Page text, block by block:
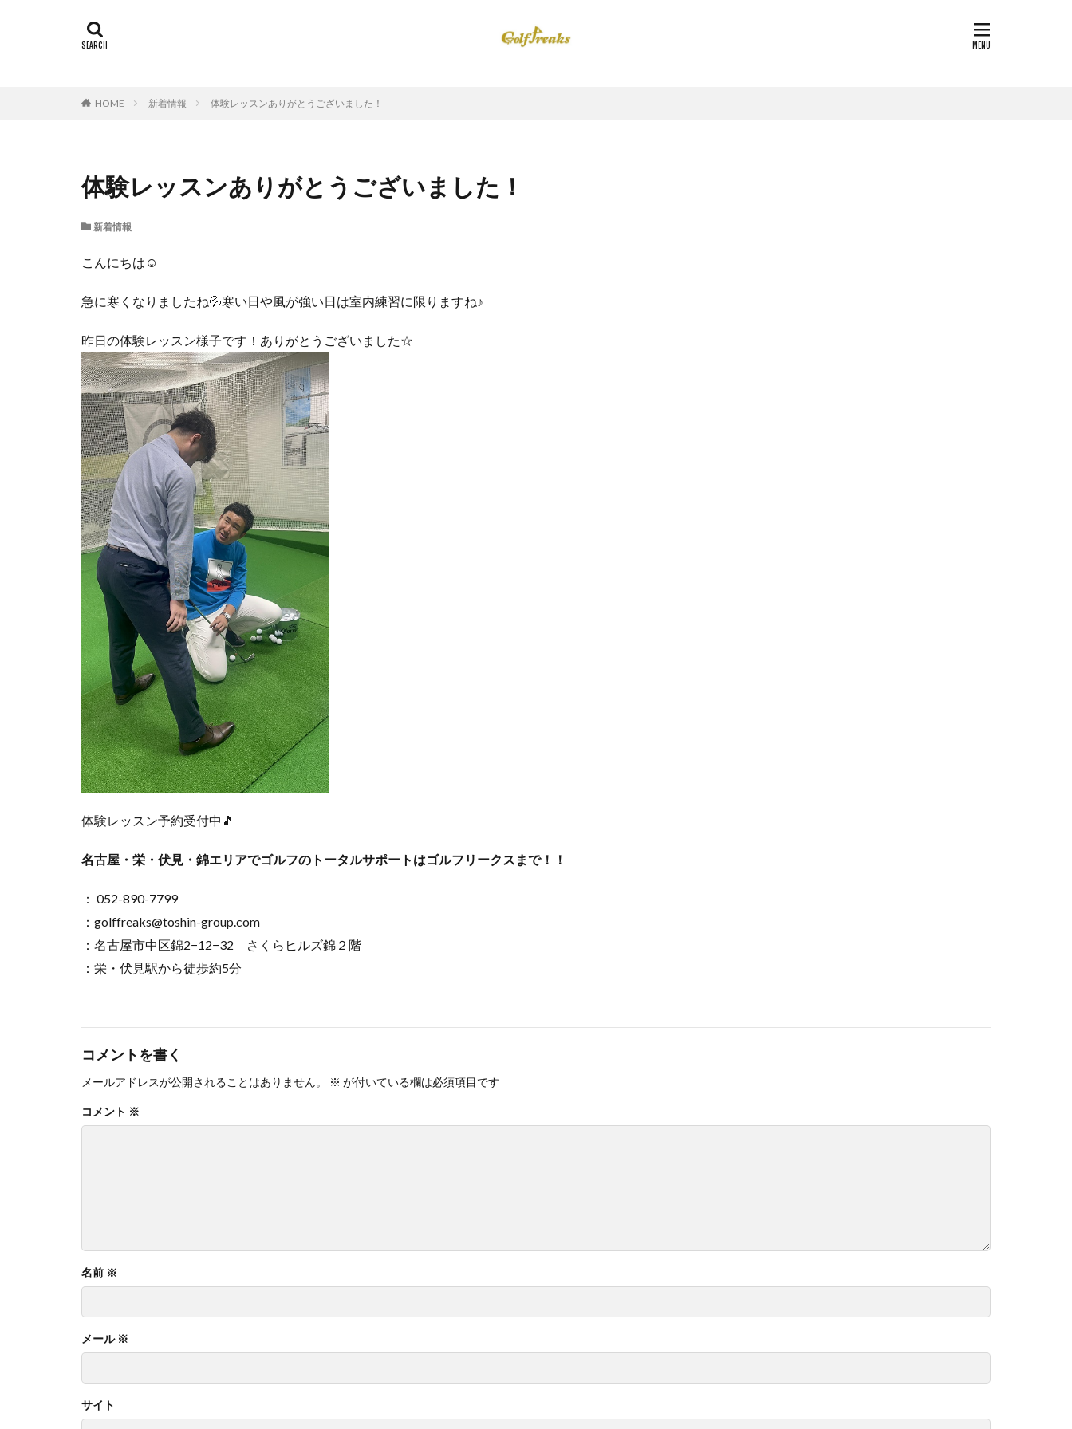
HOME 新着情報 体験レッスンありがとうございました！
体験レッスンありがとうございました！
新着情報
こんにちは☺
急に寒くなりましたね💦寒い日や風が強い日は室内練習に限りますね♪
昨日の体験レッスン様子です！ありがとうございました☆
体験レッスン予約受付中🎵
名古屋・栄・伏見・錦エリアでゴルフのトータルサポートはゴルフリークスまで！！
： 052-890-7799
：golffreaks@toshin-group.com
：名古屋市中区錦2−12−32 さくらヒルズ錦２階
：栄・伏見駅から徒歩約5分
コメントを書く
メールアドレスが公開されることはありません。 ※ が付いている欄は必須項目です
コメント ※
名前 ※
メール ※
サイト